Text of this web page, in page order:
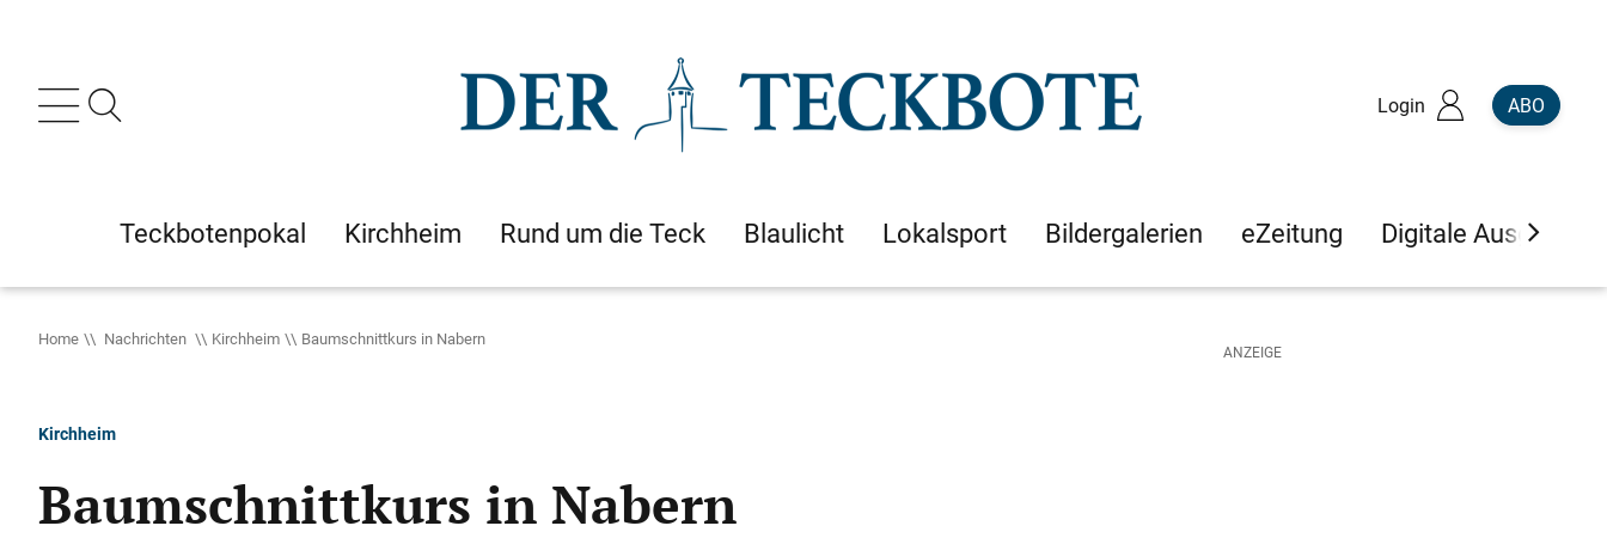
Login ABO
Teckbotenpokal Kirchheim Rund um die Teck Blaulicht Lokalsport Bildergalerien eZeitung Digitale Ausgaben
Home Nachrichten Kirchheim Baumschnittkurs in Nabern
Kirchheim
Baumschnittkurs in Nabern